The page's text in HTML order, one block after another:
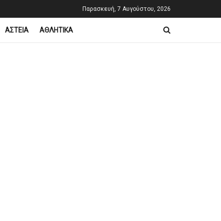
Παρασκευή, 7 Αυγούστου, 2026
ΑΣΤΕΙΑ ΑΘΛΗΤΙΚΑ